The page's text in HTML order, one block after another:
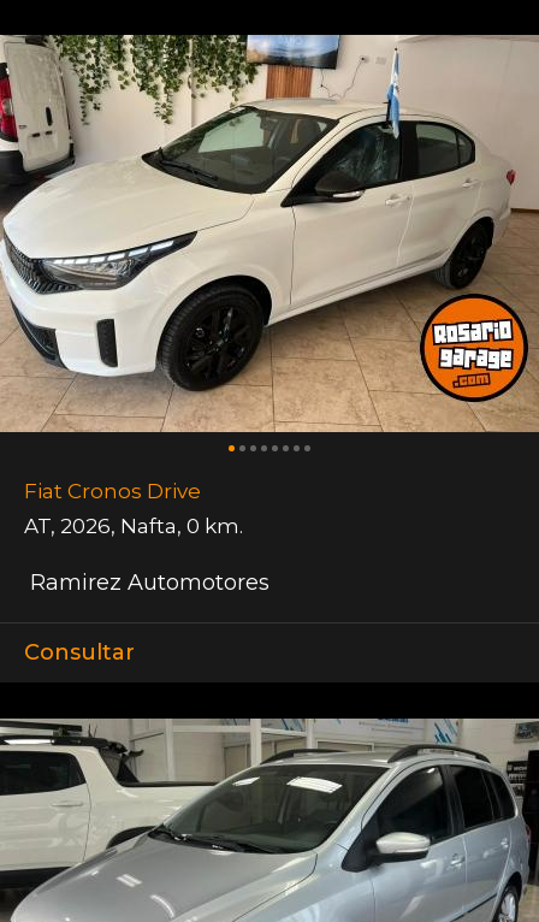
Fiat Cronos Drive
AT, 2026, Nafta, 0 km.
Ramirez Automotores
Consultar